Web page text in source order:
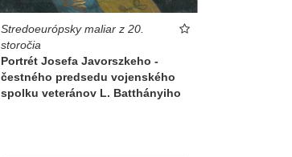
Stredoeurópsky maliar z 20.
storočia
Portrét Josefa Javorszkeho -
čestného predsedu vojenského
spolku veteránov L. Batthányiho